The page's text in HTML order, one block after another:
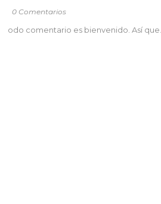
0 Comentarios
odo comentario es bienvenido. Así que...